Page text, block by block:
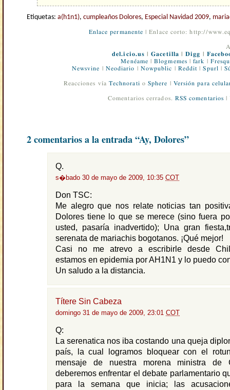
Etiquetas: a(h1n1), cumpleaños Dolores, Especial Navidad 2009,
Enlace permanente | Enlace corto: http://
del.icio.us |Gacetilla |Digg
Menéame |Blogmemes |fark
Newsvine
Neodiario Nowpublic Reddit |Spurl |
Reacciones vía Technorati o Sphere Versión para
Comentarios cerrados. RSS comentarios |
2 comentarios a la entrada “Ay, Dolores”
Q.
s�bado 30 de mayo de 2009, 10:35 COT
Don TSC:
Me alegro que nos relate noticias tan
Dolores tiene lo que se merece (sino fuera
usted, pasaría inadvertido); Una gran
serenata de mariachis bogotanos. ¡Qué mejor!
Casi no me atrevo a escribirle desde
estamos en epidemia por AH1N1 y lo puedo
Un saludo a la distancia.
Títere Sin Cabeza
domingo 31 de mayo de 2009, 23:01 COT
Q:
La serenatica nos iba costando una queja
país, la cual logramos bloquear con el
mensaje de nuestra morena ministra de
deberemos enfrentar el debate parlamentario
para la semana que inicia; las